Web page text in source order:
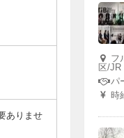
ありませ
フ
区/JR
パ
時